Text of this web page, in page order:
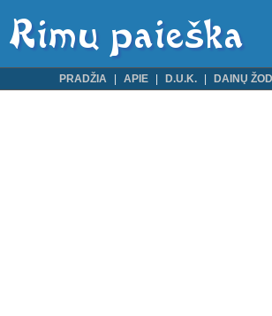
PRADŽIA APIE D.U.K. DAINŲ